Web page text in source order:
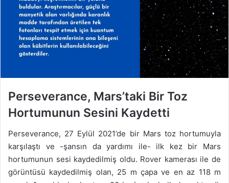
Perseverance, Mars’taki Bir Toz
Hortumunun Sesini Kaydetti
Perseverance, 27 Eylül 2021’de bir Mars toz hortumuyla
karşılaştı ve -şansın da yardımı ile- ilk kez bir Mars
hortumunun sesi kaydedilmiş oldu. Rover kamerası ile de
görüntüsü kaydedilmiş olan, 25 m çapa ve en az 118 m